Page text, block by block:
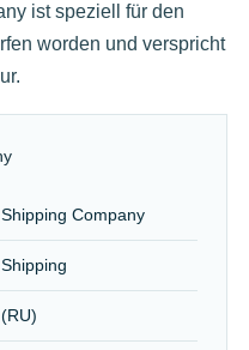
Company
ist speziell für den
worden und verspricht